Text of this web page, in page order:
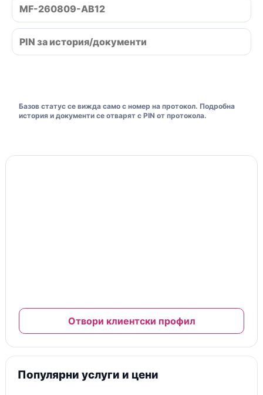
Базов статус се вижда само с номер на протокол. Подробна
история и документи се отварят с PIN от протокола.
Отвори клиентски профил
Популярни услуги и цени